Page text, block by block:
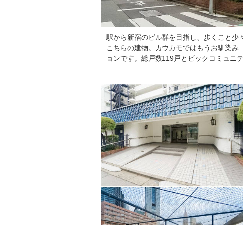
駅から新宿のビル群を目指し、歩くこと少
こちらの建物。カウカモではもうお馴染
ョンです。総戸数119戸とビックコミュニテ